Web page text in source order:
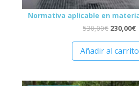
Normativa aplicable en
530,00€ 230,00€
Añadir al carrito